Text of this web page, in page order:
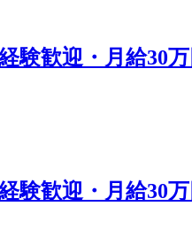
験歓迎・月給30
験歓迎・月給30